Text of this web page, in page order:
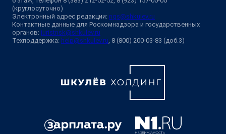
(круглосуточно)
Электронный адрес редакции: ngs@shkulev.ru
Контактные данные для Роскомнадзора и государственных
органов: juristnsk@shkulev.ru
Техподдержка: help@shkulev.ru, 8 (800) 200-03-83 (доб.3)